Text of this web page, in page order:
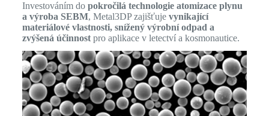
Investováním do pokročilá technologie atomizace plynu
a výroba SEBM, Metal3DP zajišťuje vynikající
materiálové vlastnosti, snížený výrobní odpad a
zvýšená účinnostpro aplikace v letectví a kosmonautice.